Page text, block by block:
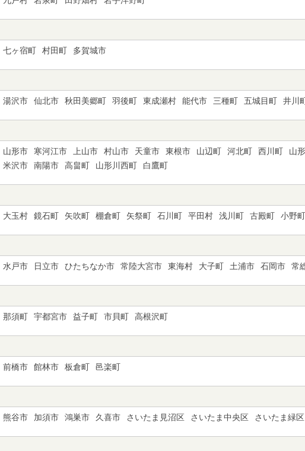
七ヶ宿町 村田町 多賀城市
湯沢市 仙北市 秋田美郷町 羽後町 東成瀬村 能代市 三種町 五城目町 井川
山形市 寒河江市 上山市 村山市 天童市 東根市 山辺町 河北町 西川町 山
米沢市
南陽市 高畠町 山形川西町 白鷹町
大玉村 鏡石町 矢吹町 棚倉町 矢祭町 石川町 平田村 浅川町 古殿町 小野町
水戸市 日立市 ひたちなか市 常陸大宮市 東海村 大子町 土浦市 石岡市 常
那須町 宇都宮市 益子町 市貝町 高根沢町
前橋市 館林市 板倉町 邑楽町
熊谷市 加須市 鴻巣市 久喜市 さいたま見沼区 さいたま中央区 さいたま緑区